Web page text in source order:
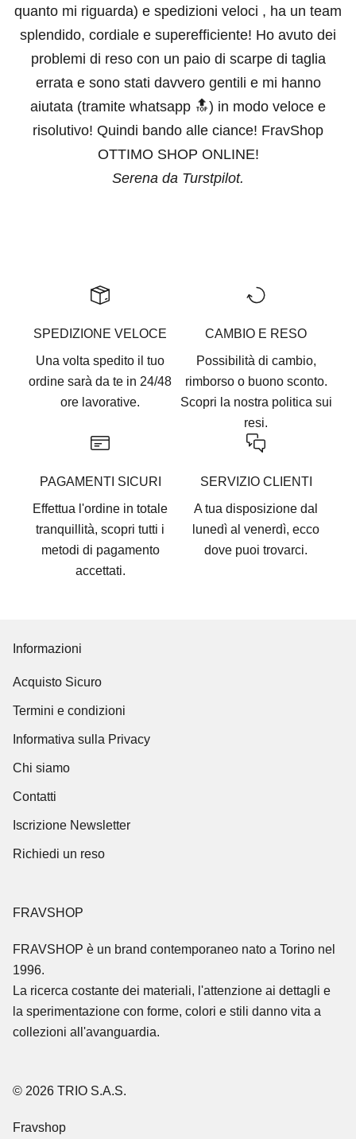
quanto mi riguarda) e spedizioni veloci , ha un team
splendido, cordiale e superefficiente! Ho avuto dei
problemi di reso con un paio di scarpe di taglia
errata e sono stati davvero gentili e mi hanno
aiutata (tramite whatsapp 🔝) in modo veloce e
risolutivo! Quindi bando alle ciance! FravShop
OTTIMO SHOP ONLINE!
Serena da Turstpilot.
SPEDIZIONE VELOCE
Una volta spedito il tuo
ordine sarà da te in 24/48
ore lavorative.
CAMBIO E RESO
Possibilità di cambio,
rimborso o buono sconto.
Scopri la nostra politica sui
resi.
PAGAMENTI SICURI
Effettua l'ordine in totale
tranquillità, scopri tutti i
metodi di pagamento
accettati.
SERVIZIO CLIENTI
A tua disposizione dal
lunedì al venerdì, ecco
dove puoi trovarci.
Informazioni
Acquisto Sicuro
Termini e condizioni
Informativa sulla Privacy
Chi siamo
Contatti
Iscrizione Newsletter
Richiedi un reso
FRAVSHOP
FRAVSHOP è un brand contemporaneo nato a Torino nel
1996.
La ricerca costante dei materiali, l'attenzione ai dettagli e
la sperimentazione con forme, colori e stili danno vita a
collezioni all'avanguardia.
© 2026 TRIO S.A.S.
Fravshop